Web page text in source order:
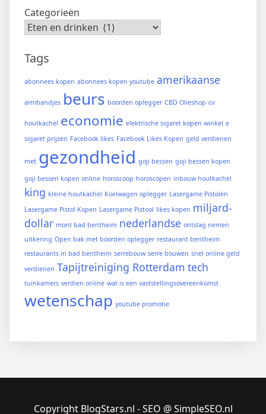
Categorieën
Tags
abonnees kopen abonnees kopen youtube amerikaanse
armbandjes beurs boorden oplegger CBD Olieshop cv
houtkachel economie elektrische sigaret kopen winkel e
sigaret prijzen Facebook likes Facebook Likes Kopen geld verdienen
met gezondheid goji bessen goji bessen kopen
goji bessen kopen online horoscoop horoscopen inbouw houtkachel
king kleine houtkachel Koelwagen oplegger Lasergame Pistolen
Lasergame Pistol Kopen Lasergame Pistool likes kopen miljard-
dollar mont bad bentheim nederlandse ontslag nemen
uitkering Open bak met boorden oplegger restaurant bentheim
restaurants in bad bentheim serrebouw serre bouwen snel online geld
verdienen Tapijtreiniging Rotterdam tech
tuinkamers verdien online wat is een vaststellingsovereenkomst
wetenschap youtube promotie
Copyright BlogStars.nl - SEO @ SimpleSEO.nl